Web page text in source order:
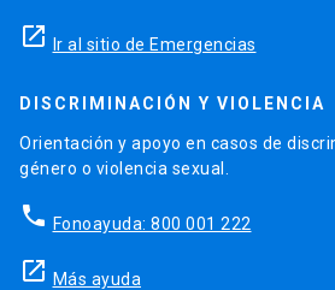
launch Ir al sitio de Emergencias
DISCRIMINACIÓN Y VIOLENCIA
Orientación y apoyo en casos de
género o violencia sexual.
phone Fonoayuda: 800 001 222
launch Más ayuda